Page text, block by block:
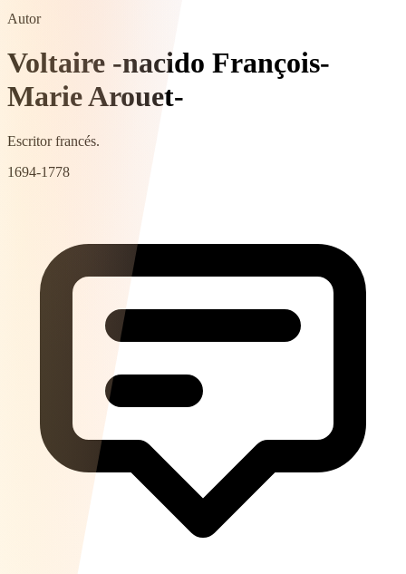
Autor
Voltaire -nacido François-
Marie Arouet-
Escritor francés.
1694-1778